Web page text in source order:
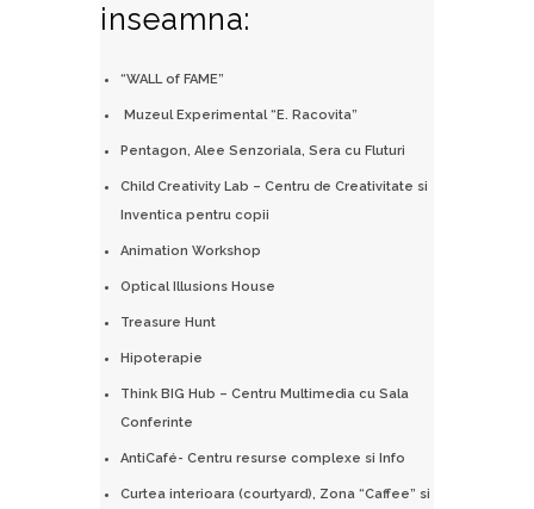
inseamna:
“WALL of FAME”
Muzeul Experimental “E. Racovita”
Pentagon, Alee Senzoriala, Sera cu Fluturi
Child Creativity Lab – Centru de Creativitate si
Inventica pentru copii
Animation Workshop
Optical Illusions House
Treasure Hunt
Hipoterapie
Think BIG Hub – Centru Multimedia cu Sala
Conferinte
AntiCafé- Centru resurse complexe si Info
Curtea interioara (courtyard), Zona “Caffee” si